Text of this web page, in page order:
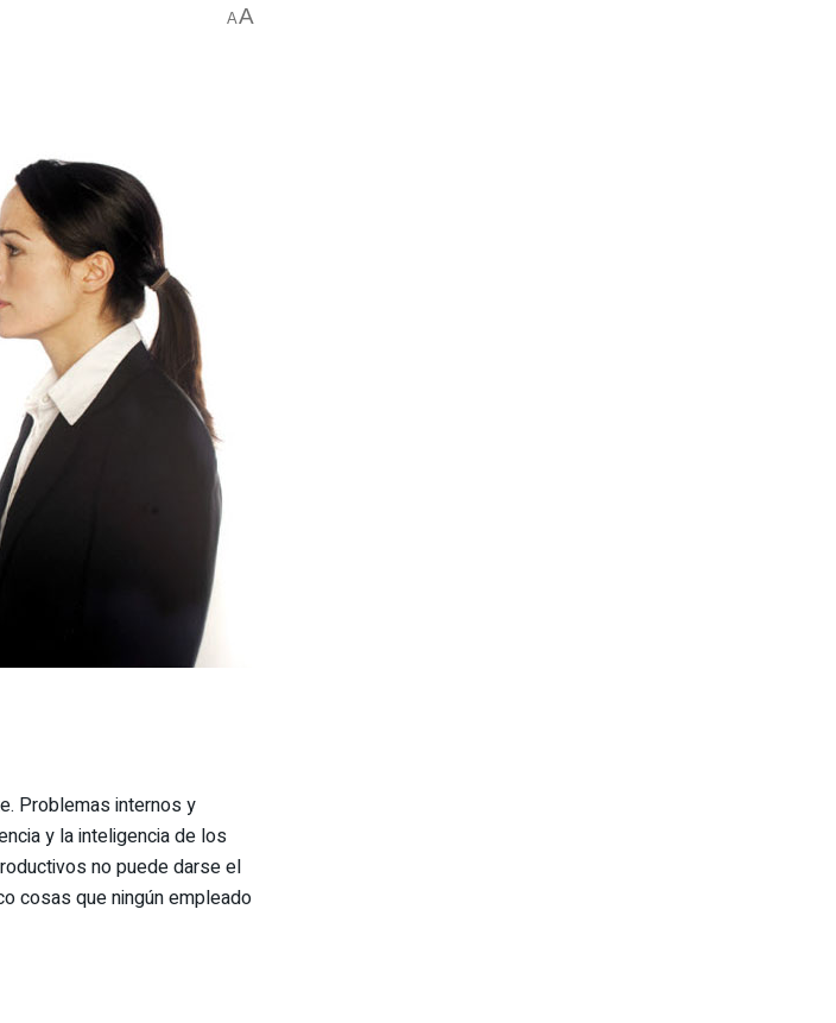
AA
Problemas internos y
y la inteligencia de los
no puede darse el
cosas que ningún empleado